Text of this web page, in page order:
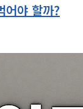
어야 할까?